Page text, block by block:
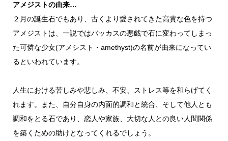
アメジストの由来…
２月の誕生石でもあり、古くより愛されてきた高貴な色を持つ
アメジストは、一説ではバッカスの悪戯で石に変わってしまっ
た可憐な少女(アメシスト・amethyst)の名前が由来になってい
るといわれています。
人生における苦しみや悲しみ、不安、ストレス等を和らげてく
れます。また、自分自身の内面的調和と統合、そして他人とも
調和をとる石であり、恋人や家族、大切な人との良い人間関係
を築くための助けとなってくれるでしょう。